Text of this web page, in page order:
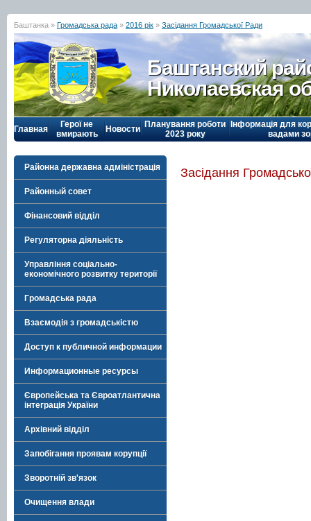
Баштанка » Громадська рада » 2016 рік » Засідання Громадської Ради
Баштанский
Николаевская
Главная
Герої не
вмирають
Новости Планування роботи
2023 року
Інформація для
вадами
Районна державна адміністрація
Районный совет
Фінансовий відділ
Регуляторна діяльність
Управління соціально-
економічного розвитку території
Громадська рада
Взаємодія з громадськістю
Доступ к публичной информации
Информационные ресурсы
Європейська та Євроатлантична
інтеграція України
Архівний відділ
Запобігання проявам корупції
Зворотній зв'язок
Очищення влади
Засідання